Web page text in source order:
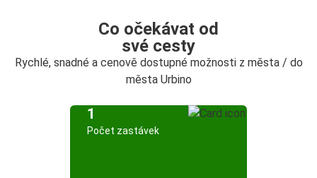
Co očekávat od
své cesty
Rychlé, snadné a cenově dostupné možnosti z města / do
města Urbino
1
Počet zastávek